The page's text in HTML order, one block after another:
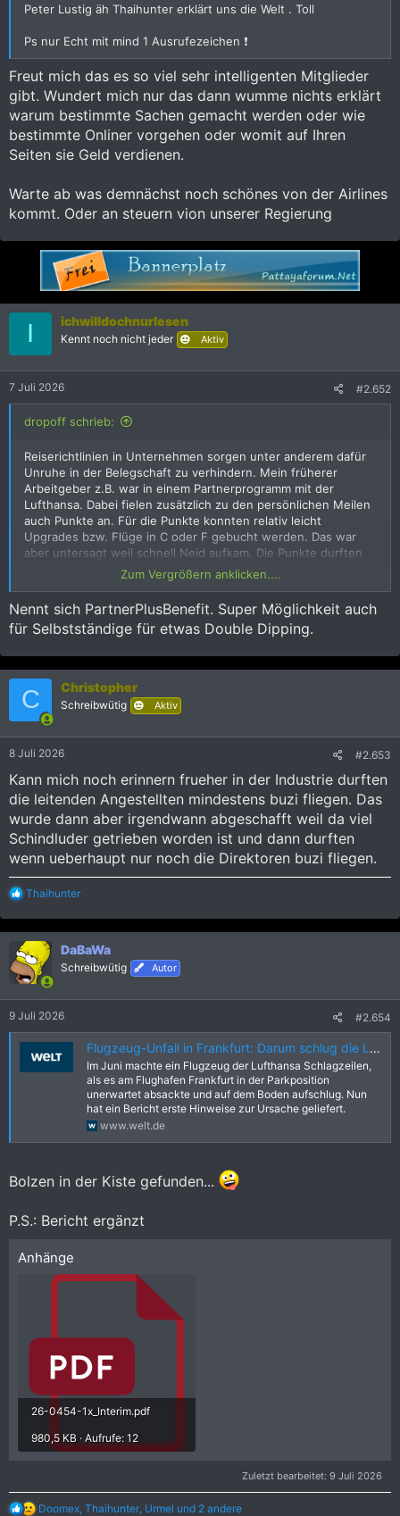
Peter Lustig äh Thaihunter erklärt uns die Welt . Toll
Ps nur Echt mit mind 1 Ausrufezeichen ❗️
Freut mich das es so viel sehr intelligenten Mitglieder
gibt. Wundert mich nur das dann wumme nichts erklärt
warum bestimmte Sachen gemacht werden oder wie
bestimmte Onliner vorgehen oder womit auf Ihren
Seiten sie Geld verdienen.
Warte ab was demnächst noch schönes von der Airlines
kommt. Oder an steuern vion unserer Regierung
I ichwilldochnurlesen
Kennt noch nicht jeder Aktiv
7 Juli 2026 #2.652
dropoff schrieb:
Reiserichtlinien in Unternehmen sorgen unter anderem dafür
Unruhe in der Belegschaft zu verhindern. Mein früherer
Arbeitgeber z.B. war in einem Partnerprogramm mit der
Lufthansa. Dabei fielen zusätzlich zu den persönlichen Meilen
auch Punkte an. Für die Punkte konnten relativ leicht
Upgrades bzw. Flüge in C oder F gebucht werden. Das war
aber untersagt weil schnell Neid aufkam. Die Punkte durften
nur für Lounge Voucher beruflicher Flüge genutzt werden. Die
Meilen blieben Privatsache.
Zum Vergrößern anklicken....
Nennt sich PartnerPlusBenefit. Super Möglichkeit auch
für Selbstständige für etwas Double Dipping.
C Christopher
Schreibwütig Aktiv
8 Juli 2026 #2.653
Kann mich noch erinnern frueher in der Industrie durften
die leitenden Angestellten mindestens buzi fliegen. Das
wurde dann aber irgendwann abgeschafft weil da viel
Schindluder getrieben worden ist und dann durften
wenn ueberhaupt nur noch die Direktoren buzi fliegen.
R
a
k
t
i
o
n
:
Thaihunter
DaBaWa
Schreibwütig Autor
9 Juli 2026 #2.654
Flugzeug-Unfall in Frankfurt: Darum schlug die Lufthansa-Maschine plötzlich auf dem Boden auf - WELT
Im Juni machte ein Flugzeug der Lufthansa Schlagzeilen,
als es am Flughafen Frankfurt in der Parkposition
unerwartet absackte und auf dem Boden aufschlug. Nun
hat ein Bericht erste Hinweise zur Ursache geliefert.
www.welt.de
Bolzen in der Kiste gefunden...
P.S.: Bericht ergänzt
Anhänge
26-0454-1x_Interim.pdf
980,5 KB · Aufrufe: 12
Zuletzt bearbeitet: 9 Juli 2026
R
Doomex Thaihunter Urmel und 2 andere